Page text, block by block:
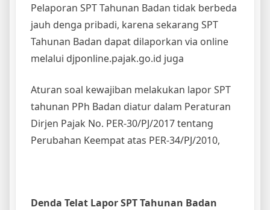
Pelaporan SPT Tahunan Badan tidak berbeda
jauh denga pribadi, karena sekarang SPT
Tahunan Badan dapat dilaporkan via online
melalui djponline.pajak.go.id juga
Aturan soal kewajiban melakukan lapor SPT
tahunan PPh Badan diatur dalam Peraturan
Dirjen Pajak No. PER-30/PJ/2017 tentang
Perubahan Keempat atas PER-34/PJ/2010,
Denda Telat Lapor SPT Tahunan Badan